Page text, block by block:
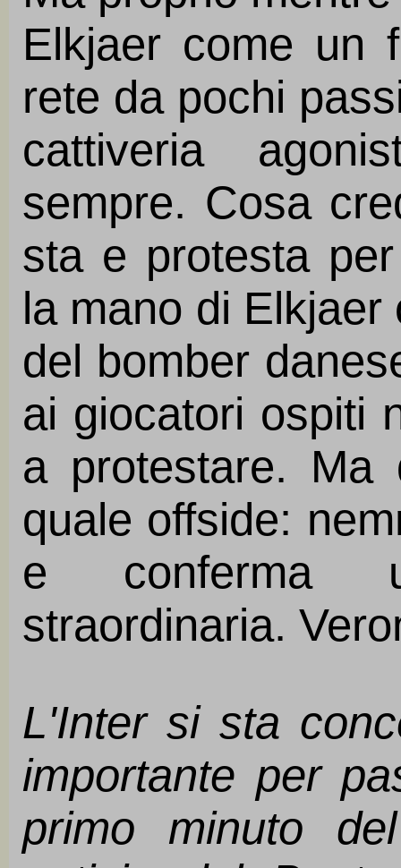
Elkjaer come un
rete da pochi
cattiveria
sempre. Cosa
sta e protesta
la mano di
del bomber
ai giocatori ospiti
a protestare.
quale offside:
e conferma
straordinaria.
L'Inter si sta
importante per
primo minuto